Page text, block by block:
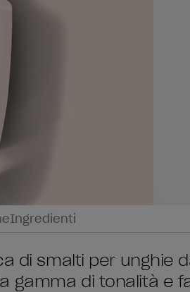
Ingredienti
di smalti per unghie
gamma di tonalità e